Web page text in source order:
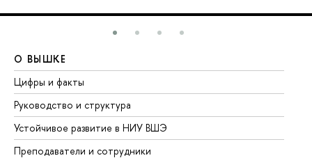
О ВЫШКЕ
Цифры и факты
Руководство и структура
Устойчивое развитие в НИУ ВШЭ
Преподаватели и сотрудники